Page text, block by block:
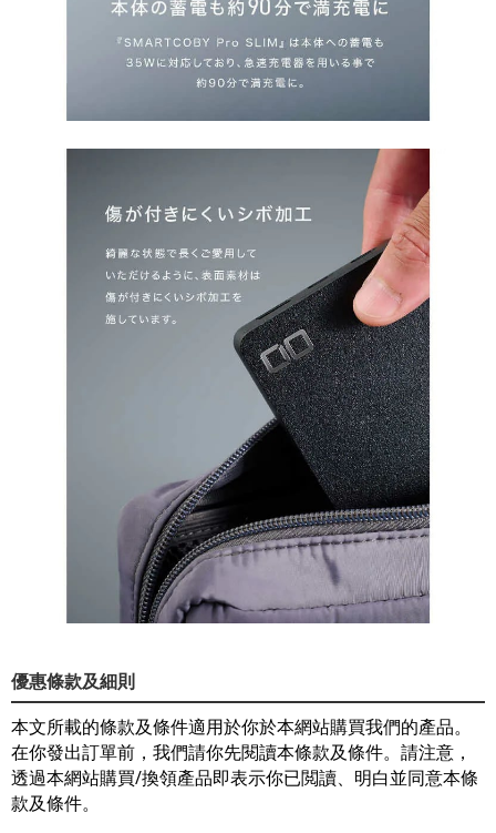
優惠條款及細則
本文所載的條款及條件適用於你於本網站購買我們的產品。
在你發出訂單前，我們請你先閱讀本條款及條件。請注意，
透過本網站購買/換領產品即表示你已閲讀、明白並同意本條
款及條件。